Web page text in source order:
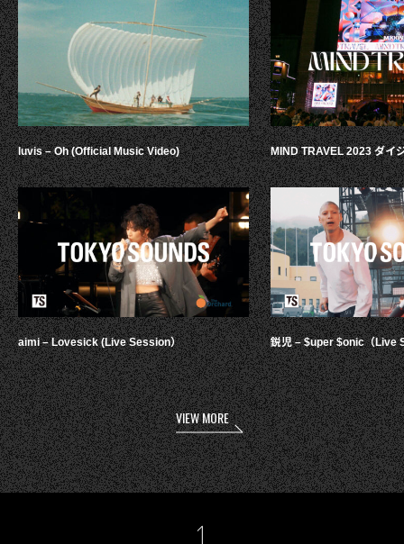
luvis – Oh (Official Music Video)
aimi – Lovesick (Live Session）
MIND TRAVEL 2023 ダイ
鋭児 – $uper $onic（Live
VIEW MORE